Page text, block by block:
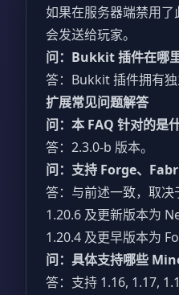
如果在服务器端禁用
会发送给玩家。
问：Bukkit 插件在哪
答：Bukkit 插件拥有独
扩展常见问题解答
问：本 FAQ 针对的是
答：2.3.0-b 版本。
问：支持 Forge、
答：与前述一致，取决
1.20.6 及更新版本为
1.20.4 及更早版本为
问：具体支持哪些
答：支持 1.16, 1.17,